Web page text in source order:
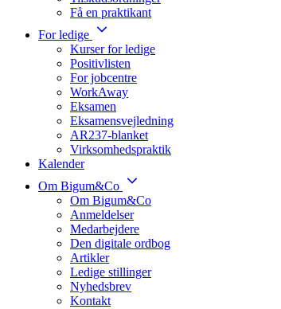
Få en praktikant
For ledige
Kurser for ledige
Positivlisten
For jobcentre
WorkAway
Eksamen
Eksamensvejledning
AR237-blanket
Virksomhedspraktik
Kalender
Om Bigum&Co
Om Bigum&Co
Anmeldelser
Medarbejdere
Den digitale ordbog
Artikler
Ledige stillinger
Nyhedsbrev
Kontakt